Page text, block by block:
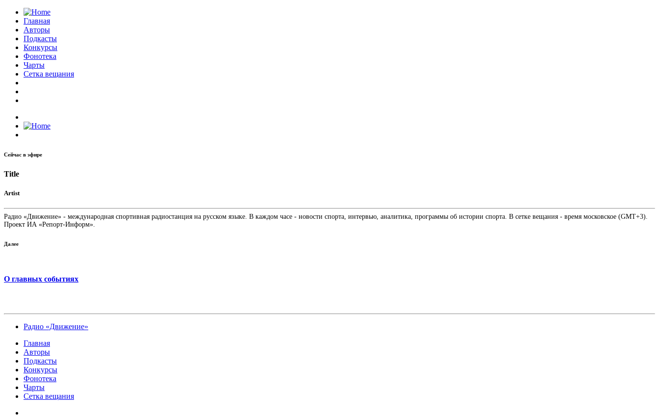
Главная
Авторы
Подкасты
Конкурсы
Фонотека
Чарты
Сетка вещания
Сейчас в эфире
Title
Artist
Радио «Движение» - международная спортивная радиостанция на русском языке. В каждом часе - новости спорта, интервью, аналитика, программы об истории спорта. В сетке вещания - время московское (GMT+3).
Проект ИА «Репорт-Информ».
Далее
О главных событиях
Радио «Движение»
Главная
Авторы
Подкасты
Конкурсы
Фонотека
Чарты
Сетка вещания